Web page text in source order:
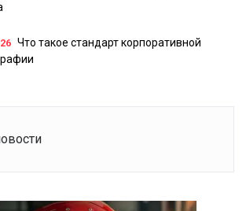
Что такое стандарт корпоративной